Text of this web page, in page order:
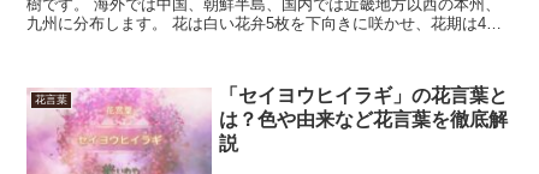
樹です。 海外では中国、朝鮮半島、国内では近畿地方以西の本州、
九州に分布します。 花は白い花弁5枚を下向きに咲かせ、花期は4月
花言葉
「セイヨウヒイラギ」の花言葉と
は？色や由来など花言葉を徹底解
説